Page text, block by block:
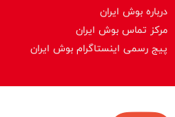
درباره بوش ایران
مرکز تماس بوش ایران
پیج رسمی اینستاگرام بوش ایران